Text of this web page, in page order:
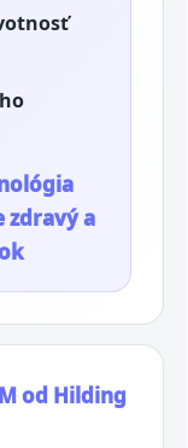
zdravý a
od Hilding